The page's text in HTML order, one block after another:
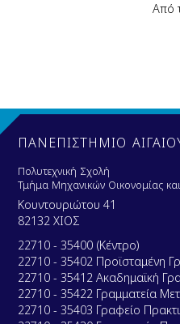
Από
ΠΑΝΕΠΙΣΤΗΜΙΟ
Πολυτεχνική Σχολή
Τμήμα Μηχανικών Οικονομίας
Κουντουριώτου 41
82132 ΧΙΟΣ
22710 - 35400 (Κέντρο)
22710 - 35402 Προϊσταμένη
22710 - 35412 Ακαδημαϊκή
22710 - 35422 Γραμματεία
22710 - 35403 Γραφείο